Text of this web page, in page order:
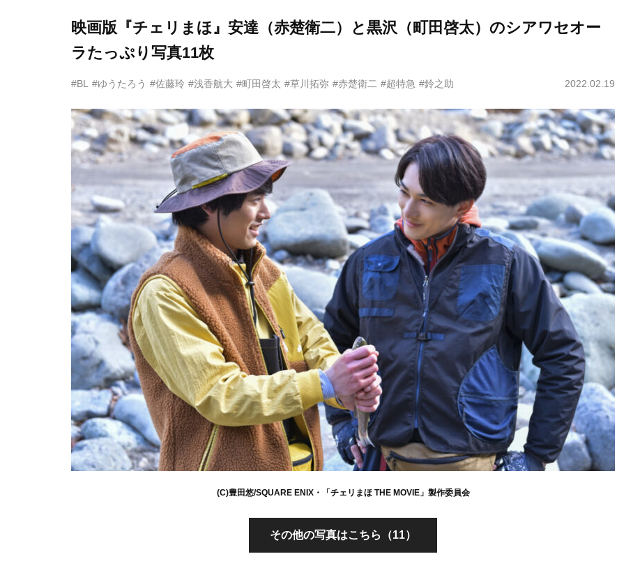
映画版『チェリまほ』安達（赤楚衛二）と黒沢（町田啓太）のシアワセオー
ラたっぷり写真11枚
#BL #ゆうたろう #佐藤玲 #浅香航大 #町田啓太 #草川拓弥 #赤楚衛二 #超特急 #鈴之助 2022.02.19
(C)豊田悠/SQUARE ENIX・「チェリまほ THE MOVIE」製作委員会
その他の写真はこちら（11）